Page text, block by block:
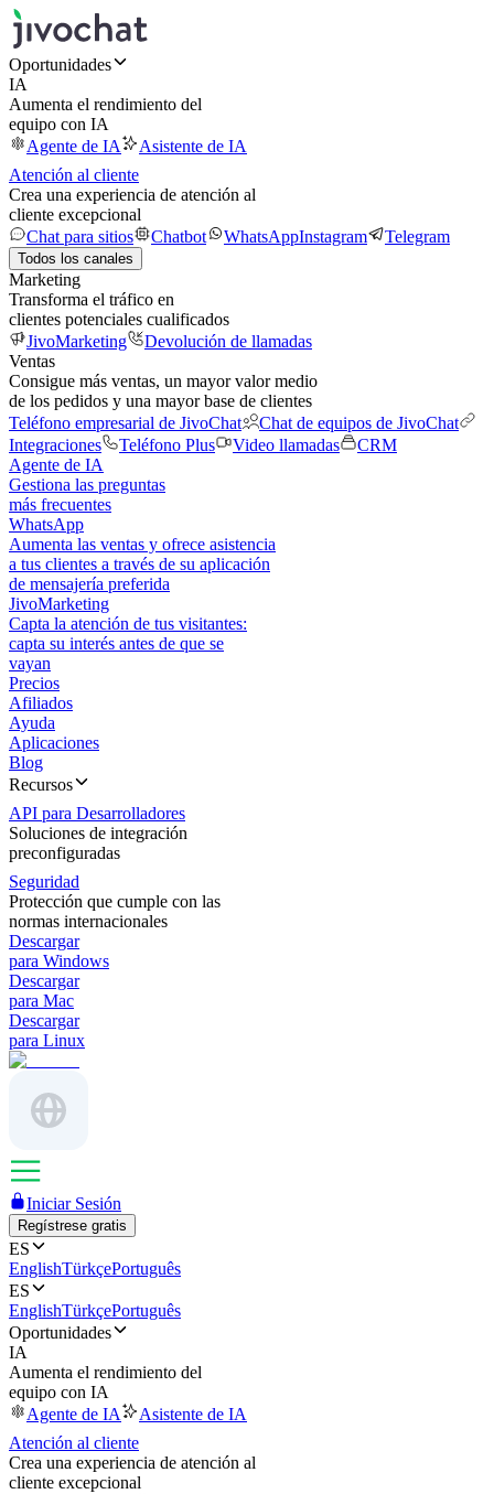
Oportunidades
IA
Aumenta el rendimiento del
equipo con IA
Agente de IA
Asistente de IA
Atención al cliente
Crea una experiencia de atención al
cliente excepcional
Chat para sitios
Chatbot WhatsAppInstagram Telegram
Todos los canales
Marketing
Transforma el tráfico en
clientes potenciales cualificados
JivoMarketing
Devolución de llamadas
Ventas
Consigue más ventas, un mayor valor medio
de los pedidos y una mayor base de clientes
Teléfono empresarial de JivoChat
Chat de equipos de JivoChat
Integraciones
Teléfono Plus Video llamadas
CRM
Agente de IA
Gestiona las preguntas
más frecuentes
WhatsApp
Aumenta las ventas y ofrece asistencia
a tus clientes a través de su aplicación
de mensajería preferida
JivoMarketing
Capta la atención de tus visitantes:
capta su interés antes de que se
vayan
Precios
Afiliados
Ayuda
Aplicaciones
Blog
Recursos
API para Desarrolladores
Soluciones de integración
preconfiguradas
Seguridad
Protección que cumple con las
normas internacionales
Descargar
para Windows
Descargar
para Mac
Descargar
para Linux
Iniciar Sesión
Regístrese gratis
ES
EnglishTürkçePortuguês
ES
EnglishTürkçePortuguês
Oportunidades
IA
Aumenta el rendimiento del
equipo con IA
Agente de IA
Asistente de IA
Atención al cliente
Crea una experiencia de atención al
cliente excepcional